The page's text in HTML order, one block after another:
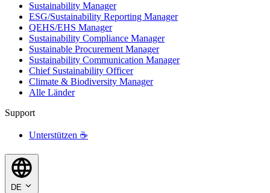
Sustainability Manager
ESG/Sustainability Reporting Manager
QEHS/EHS Manager
Sustainability Compliance Manager
Sustainable Procurement Manager
Sustainability Communication Manager
Chief Sustainability Officer
Climate & Biodiversity Manager
Alle Länder
Support
Unterstützen ☕
DE